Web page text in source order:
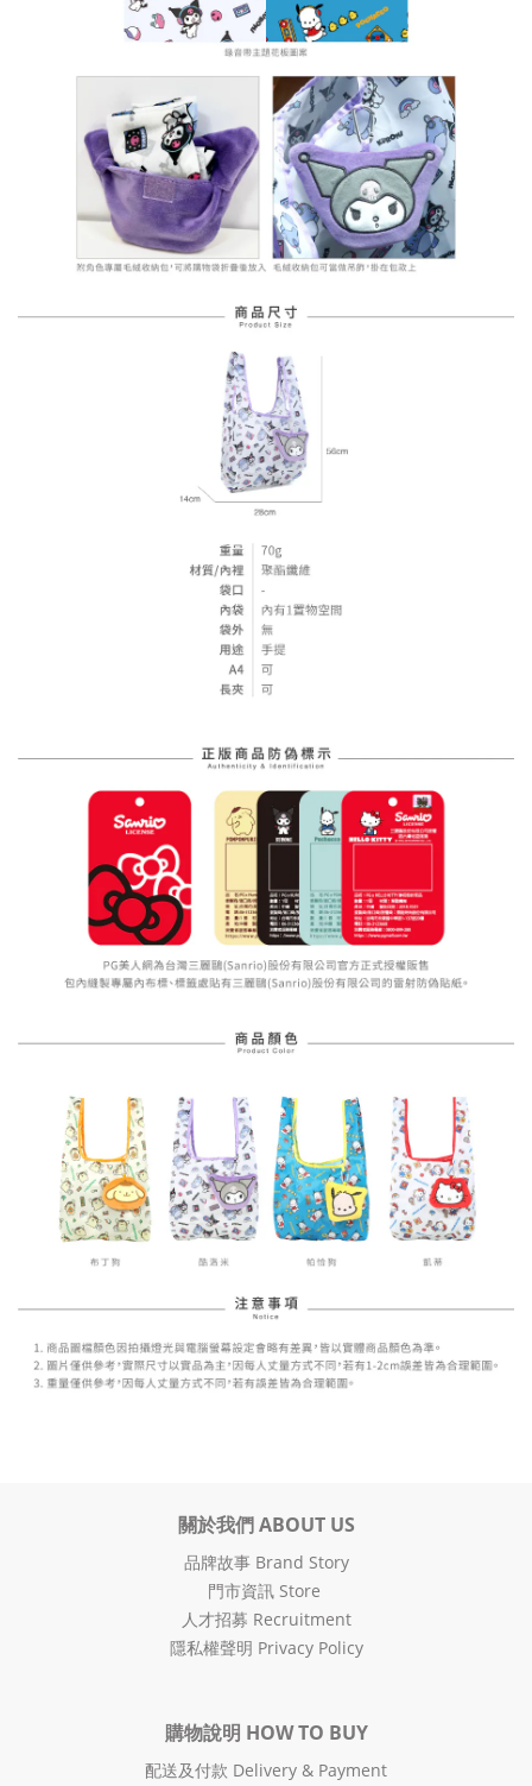
關於我們 ABOUT US
品牌故事 Brand Story
門市資訊 Store
人才招募 Recruitment
隱私權聲明 Privacy Policy
購物說明 HOW TO BUY
配送及付款 Delivery & Payment